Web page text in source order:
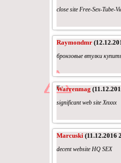
close site Free-Sex-Tube-
Raymondmr
бронзовые втулки
Warrenmag
significant web site Xnxxx
Marcuski (11.12.2016
decent website HQ SEX